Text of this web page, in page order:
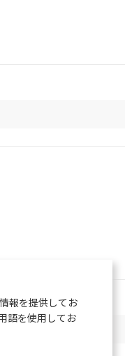
報を提供してお
語を使用してお